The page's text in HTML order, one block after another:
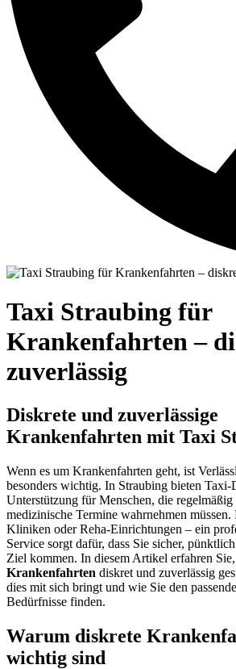
Taxi Straubing für
Krankenfahrten –
zuverlässig
Diskrete und zuverlässige
Krankenfahrten mit Taxi
Wenn es um Krankenfahrten geht, ist
besonders wichtig. In Straubing bieten
Unterstützung für Menschen, die regelmäßig
medizinische Termine wahrnehmen
Kliniken oder Reha-Einrichtungen – ein
Service sorgt dafür, dass Sie sicher,
Ziel kommen. In diesem Artikel erfahren
Krankenfahrten diskret und zuverlässig
dies mit sich bringt und wie Sie den
Bedürfnisse finden.
Warum diskrete
wichtig sind